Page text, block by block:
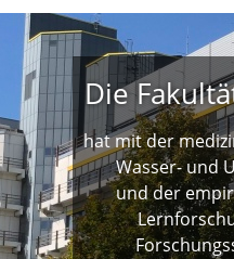
Die
hat mit der
Wasser- und
und der